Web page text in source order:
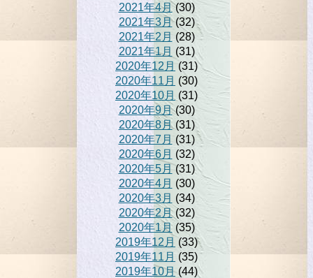
2021年4月(30)
2021年3月(32)
2021年2月(28)
2021年1月 (31)
2020年12月 (31)
2020年11月 (30)
2020年10月 (31)
2020年9月(30)
2020年8月(31)
2020年7月 (31)
2020年6月 (32)
2020年5月 (31)
2020年4月 (30)
2020年3月 (34)
2020年2月(32)
2020年1月(35)
2019年12月 (33)
2019年11月 (35)
2019年10月 (44)